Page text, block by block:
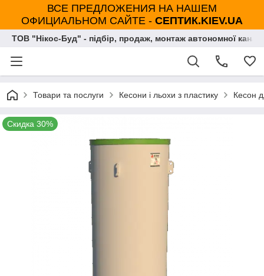
ВСЕ ПРЕДЛОЖЕНИЯ НА НАШЕМ
ОФИЦИАЛЬНОМ САЙТЕ - СЕПТИК.KIEV.UA
ТОВ "Нікос-Буд" - підбір, продаж, монтаж автономної
Товари та послуги Кесони і льохи з пластику Кесон
Скидка 30%